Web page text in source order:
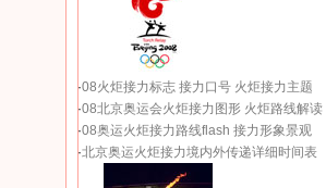
·08火炬接力标志 接力口号 火炬接力主题
·08北京奥运会火炬接力图形 火炬路线解读
·08奥运火炬接力路线flash 接力形象景观
·北京奥运火炬接力境内外传递详细时间表